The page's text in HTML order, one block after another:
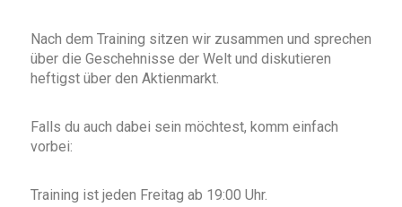
Nach dem Training sitzen wir zusammen und sprechen
über die Geschehnisse der Welt und diskutieren
heftigst über den Aktienmarkt.
Falls du auch dabei sein möchtest, komm einfach
vorbei:
Training ist jeden Freitag ab 19:00 Uhr.